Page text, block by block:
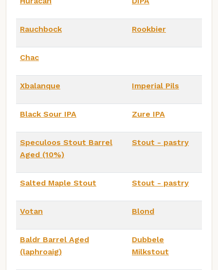
Rauchbock Rookbier
Chac
Xbalanque Imperial Pils
Black Sour IPA Zure IPA
Speculoos Stout Barrel
Aged (10%)
Stout - pastry
Salted Maple Stout Stout - pastry
Votan Blond
Baldr Barrel Aged
(laphroaig)
Dubbele
Milkstout